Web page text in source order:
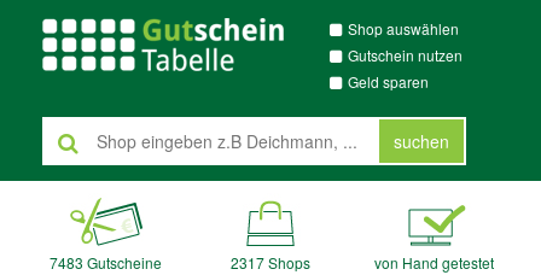
Shop auswählen
Gutschein nutzen
Geld sparen
suchen
7483 Gutscheine 2317 Shops von Hand getestet